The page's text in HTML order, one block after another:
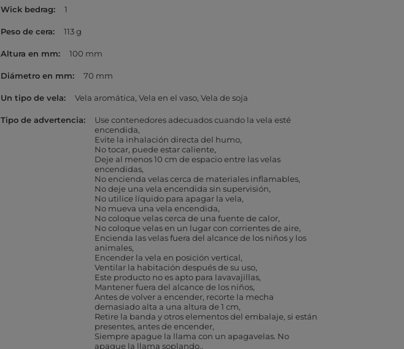
Wick bedrag 1
Peso de cera 113 g
Altura en mm 100 mm
Diámetro en mm 70 mm
Un tipo de vela Vela aromática Vela en el vaso Vela de soja
Tipo de advertencia
Use contenedores adecuados cuando la vela esté
encendida
Evite la inhalación directa del humo
No tocar, puede estar caliente
Deje al menos 10 cm de espacio entre las velas
encendidas
No encienda velas cerca de materiales inflamables
No deje una vela encendida sin supervisión
No utilice líquido para apagar la vela
No mueva una vela encendida
No coloque velas cerca de una fuente de calor
No coloque velas en un lugar con corrientes de aire
Encienda las velas fuera del alcance de los niños y los
animales
Encender la vela en posición vertical
Ventilar la habitación después de su uso
Este producto no es apto para lavavajillas
Mantener fuera del alcance de los niños
Antes de volver a encender, recorte la mecha
demasiado alta a una altura de 1 cm
Retire la banda y otros elementos del embalaje, si están
presentes, antes de encender
Siempre apague la llama con un apagavelas. No
apague la llama soplando.